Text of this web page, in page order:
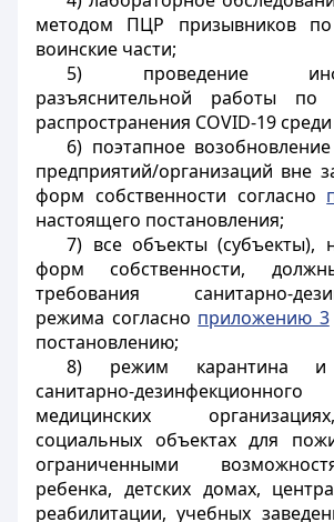
методом ПЦР призывников
воинские части;
5) проведение
разъяснительной работы по
распространения COVID-19
6) поэтапное
предприятий/организаций вне
форм собственности согласно
настоящего постановления;
7) все объекты (субъекты),
форм собственности,
требования санитарно-
режима согласно приложению 3
постановлению;
8) режим карантина и
санитарно-
медицинских
социальных объектах для
ограниченными
ребенка, детских домах,
реабилитации, учебных